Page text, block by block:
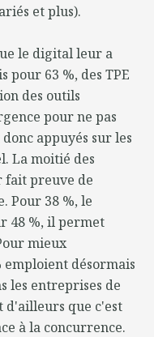
et plus).
le digital leur a
pour 63 %, des TPE
des outils
pour ne pas
appuyés sur les
La moitié des
fait preuve de
Pour 38 %, le
48 %, il permet
mieux
désormais
les entreprises de
d'ailleurs que c'est
à la concurrence.